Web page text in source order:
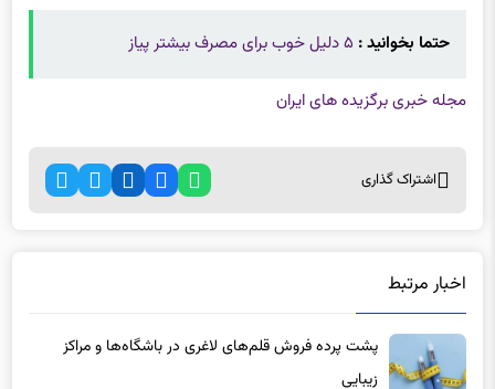
پشت پرده فروش قلم‌های لاغری در باشگاه‌ها و مراکز
زیبایی
18 ساعت پیش